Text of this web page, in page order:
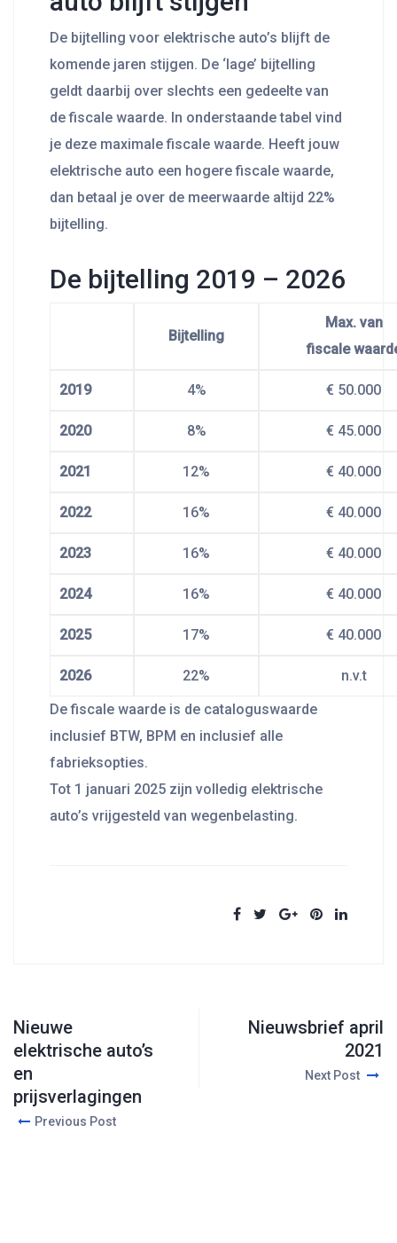
De bijtelling voor elektrische auto’s blijft de
komende jaren stijgen. De ‘lage’ bijtelling
geldt daarbij over slechts een gedeelte van
de fiscale waarde. In onderstaande tabel vind
je deze maximale fiscale waarde. Heeft jouw
elektrische auto een hogere fiscale waarde,
dan betaal je over de meerwaarde altijd 22%
bijtelling.
De bijtelling 2019 – 2026
Bijtelling
Max. van
fiscale
2019 4% € 50.000
2020 8% € 45.000
2021 12% € 40.000
2022 16% € 40.000
2023 16% € 40.000
2024 16% € 40.000
2025 17% € 40.000
2026 22%
n.v.t
De fiscale waarde is de cataloguswaarde
inclusief BTW, BPM en inclusief alle
fabrieksopties.
Tot 1 januari 2025 zijn volledig elektrische
auto’s vrijgesteld van wegenbelasting.
Nieuwe
elektrische auto’s
en
prijsverlagingen
Previous Post
Nieuwsbrief april
2021
Next Post